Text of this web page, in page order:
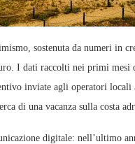
sostenuta da numeri in
I dati raccolti nei primi mesi
inviate agli operatori
di una vacanza sulla costa
digitale: nell’ultimo